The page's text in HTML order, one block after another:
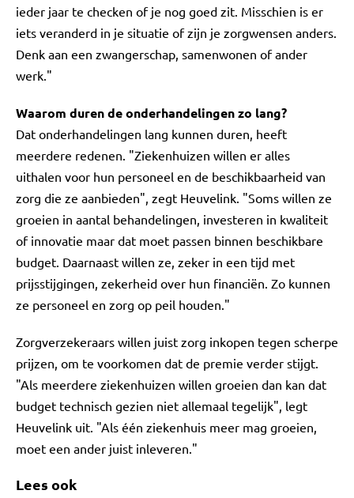
ieder jaar te checken of je nog goed zit. Misschien is er
iets veranderd in je situatie of zijn je zorgwensen anders.
Denk aan een zwangerschap, samenwonen of ander
werk."
Waarom duren de onderhandelingen zo lang?
Dat onderhandelingen lang kunnen duren, heeft
meerdere redenen. "Ziekenhuizen willen er alles
uithalen voor hun personeel en de beschikbaarheid van
zorg die ze aanbieden", zegt Heuvelink. "Soms willen ze
groeien in aantal behandelingen, investeren in kwaliteit
of innovatie maar dat moet passen binnen beschikbare
budget. Daarnaast willen ze, zeker in een tijd met
prijsstijgingen, zekerheid over hun financiën. Zo kunnen
ze personeel en zorg op peil houden."
Zorgverzekeraars willen juist zorg inkopen tegen scherpe
prijzen, om te voorkomen dat de premie verder stijgt.
"Als meerdere ziekenhuizen willen groeien dan kan dat
budget technisch gezien niet allemaal tegelijk", legt
Heuvelink uit. "Als één ziekenhuis meer mag groeien,
moet een ander juist inleveren."
Lees ook